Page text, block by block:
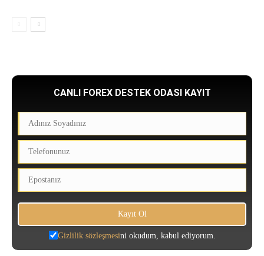
CANLI FOREX DESTEK ODASI KAYIT
Gizlilik sözleşmesini okudum, kabul ediyorum.